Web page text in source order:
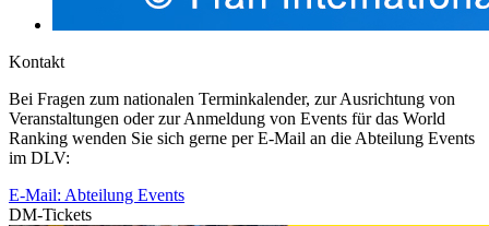
Kontakt
Bei Fragen zum nationalen Terminkalender, zur Ausrichtung von
Veranstaltungen oder zur Anmeldung von Events für das World
Ranking wenden Sie sich gerne per E-Mail an die Abteilung Events
im DLV:
E-Mail: Abteilung Events
DM-Tickets